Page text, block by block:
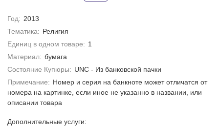
Год: 2013
Тематика: Религия
Единиц в одном товаре: 1
Материал: бумага
Состояние Купюры: UNC - Из банковской пачки
Примечание: Номер и серия на банкноте может отличатся от
номера на картинке, если иное не указанно в названии, или
описании товара
Дополнительные услуги: